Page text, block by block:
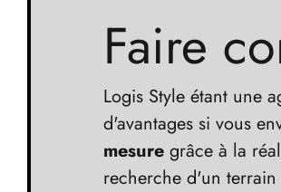
Faire
Logis Style étant une
d'avantages si vous
mesure grâce à la
recherche d'un terrain